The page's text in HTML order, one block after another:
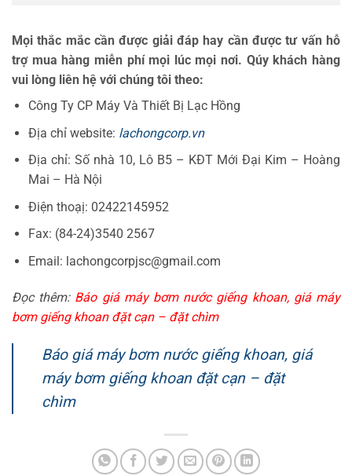
Mọi thắc mắc cần được giải đáp hay cần được tư vấn hỗ
trợ mua hàng miễn phí mọi lúc mọi nơi. Qúy khách hàng
vui lòng liên hệ với chúng tôi theo:
Công Ty CP Máy Và Thiết Bị Lạc Hồng
Địa chỉ website: lachongcorp.vn
Địa chỉ: Số nhà 10, Lô B5 – KĐT Mới Đại Kim – Hoàng
Mai – Hà Nội
Điện thoạị: 02422145952
Fax: (84-24)3540 2567
Email: lachongcorpjsc@gmail.com
Đọc thêm: Báo giá máy bơm nước giếng khoan, giá máy
bơm giếng khoan đặt cạn – đặt chìm
Báo giá máy bơm nước giếng khoan, giá
máy bơm giếng khoan đặt cạn – đặt
chìm